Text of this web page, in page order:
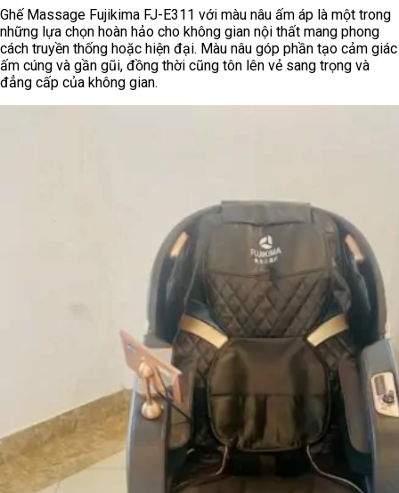
Ghế Massage Fujikima FJ-E311 với màu nâu ấm áp là một trong
những lựa chọn hoàn hảo cho không gian nội thất mang phong
cách truyền thống hoặc hiện đại. Màu nâu góp phần tạo cảm giác
ấm cúng và gần gũi, đồng thời cũng tôn lên vẻ sang trọng và
đẳng cấp của không gian.